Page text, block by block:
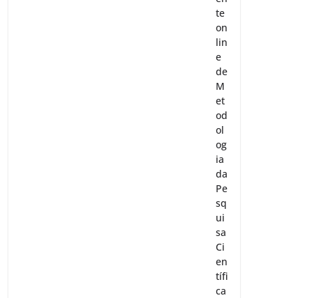
te
on
lin
e
de
M
et
od
ol
og
ia
da
Pe
sq
ui
sa
Ci
en
tífi
ca